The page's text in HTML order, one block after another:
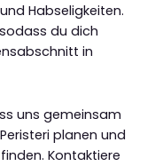
Habseligkeiten.
du dich
in
uns gemeinsam
planen und
Kontaktiere